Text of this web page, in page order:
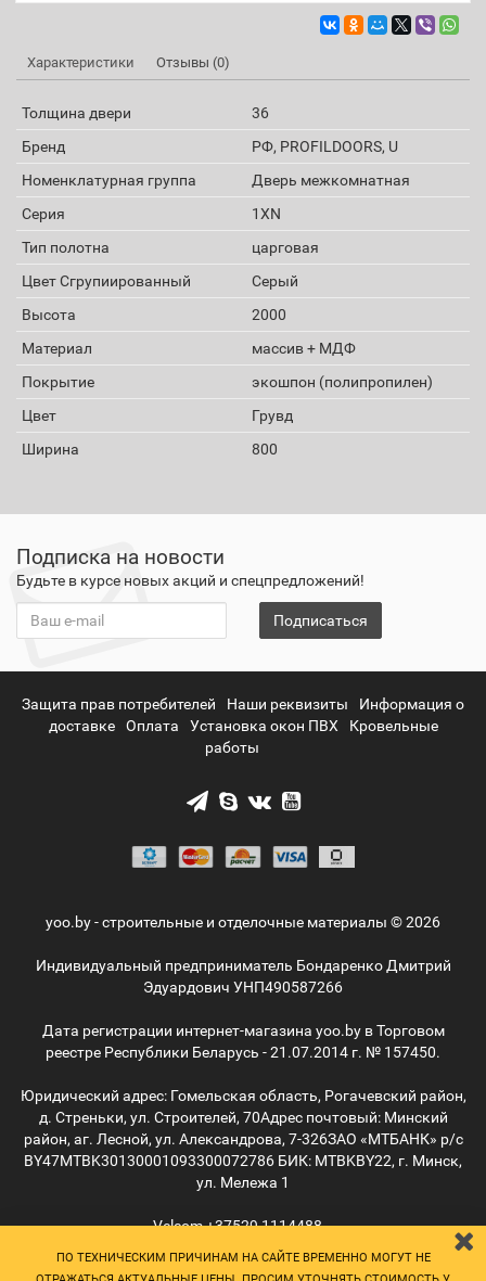
ПО ТЕХНИЧЕСКИМ ПРИЧИНАМ НА САЙТЕ ВРЕМЕННО МОГУТ НЕ
Характеристики Отзывы (0)
Толщина двери
36
Бренд
РФ, PROFILDOORS, U
Номенклатурная группа
Дверь межкомнатная
Серия
1XN
Тип полотна
царговая
Цвет Сгрупиированный
Серый
Высота
2000
Материал
массив + МДФ
Покрытие
экошпон (полипропилен)
Цвет
Грувд
Ширина
800
Подписка на новости
Будьте в курсе новых акций и спецпредложений!
Подписаться
Защита прав потребителей Наши реквизиты
Информация о
доставке
Оплата Установка окон ПВХ
Кровельные
работы
yoo.by - строительные и отделочные материалы © 2026
Индивидуальный предприниматель Бондаренко Дмитрий
Эдуардович УНП490587266
Дата регистрации интернет-магазина yoo.by в Торговом
реестре Республики Беларусь - 21.07.2014 г. № 157450.
Юридический адрес: Гомельская область, Рогачевский район,
д. Стреньки, ул. Строителей, 70Адрес почтовый: Минский
район, аг. Лесной, ул. Александрова, 7-326ЗАО «МТБАНК» р/с
BY47MTBK30130001093300072786 БИК: MTBKBY22, г. Минск,
ул. Мележа 1
Velcom+375291114488
5055515